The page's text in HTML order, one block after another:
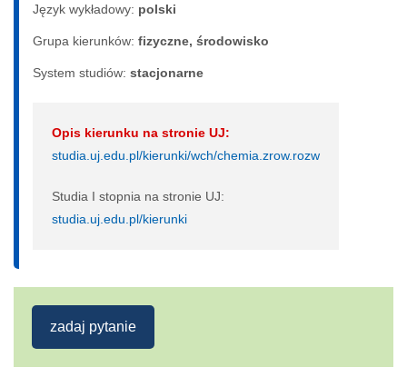
Język wykładowy: polski
Grupa kierunków: fizyczne, środowisko
System studiów: sta­cjo­nar­ne
Opis kierunku na stronie UJ:
studia.uj.edu.pl/kierunki/wch/chemia.zrow.rozw
Studia I stopnia na stronie UJ:
studia.uj.edu.pl/kierunki
zadaj pytanie